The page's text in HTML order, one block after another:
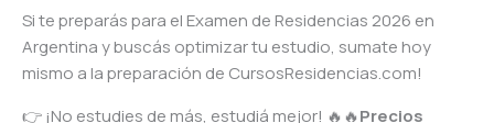
Si te preparás para el Examen de Residencias 2026 en
Argentina y buscás optimizar tu estudio, sumate hoy
mismo a la preparación de CursosResidencias.com!
👉 ¡No estudies de más, estudiá mejor! 🔥🔥Precios